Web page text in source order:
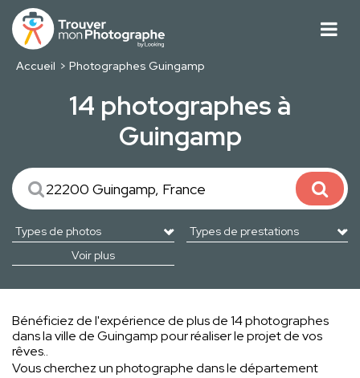
Accueil Photographes Guingamp
14 photographes à
Guingamp
Voir plus
Bénéficiez de l'expérience de plus de 14 photographes
dans la ville de Guingamp pour réaliser le projet de vos
rêves..
Vous cherchez un photographe dans le département